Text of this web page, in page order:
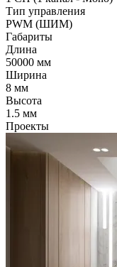
Тип управления
PWM (ШИМ)
Габариты
Длина
50000 мм
Ширина
8 мм
Высота
1.5 мм
Проекты